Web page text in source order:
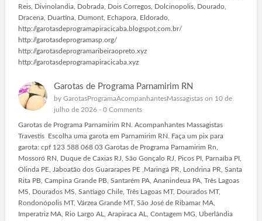
Reis, Divinolandia, Dobrada, Dois Corregos, Dolcinopolis, Dourado,
Dracena, Duartina, Dumont, Echapora, Eldorado,
http://garotasdeprogramapiracicaba.blogspot.com.br/
http://garotasdeprogramasp.org/
http://garotasdeprogramaribeiraopreto.xyz
http://garotasdeprogramapiracicaba.xyz
Garotas de Programa Parnamirim RN
by GarotasProgramaAcompanhantesMassagistason 10 de
julho de 2026 - 0 Comments
Garotas de Programa Parnamirim RN. Acompanhantes Massagistas
Travestis Escolha uma garota em Parnamirim RN. Faça um pix para
garota: cpf 123 588 068 03 Garotas de Programa Parnamirim Rn,
Mossoró RN, Duque de Caxias RJ, São Gonçalo RJ, Picos PI, Parnaíba PI,
Olinda PE, Jaboatão dos Guararapes PE ,Maringá PR, Londrina PR, Santa
Rita PB, Campina Grande PB, Santarém PA, Ananindeua PA, Três Lagoas
MS, Dourados MS, Santiago Chile, Três Lagoas MT, Dourados MT,
Rondonópolis MT, Várzea Grande MT, São José de Ribamar MA,
Imperatriz MA, Rio Largo AL, Arapiraca AL, Contagem MG, Uberlândia